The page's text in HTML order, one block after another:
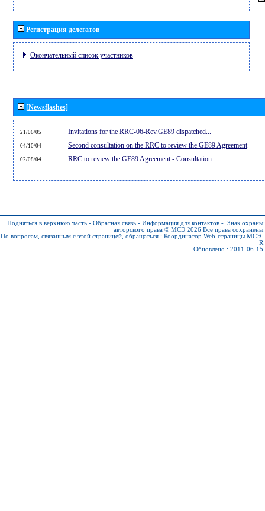
Регистрация делегатов
Окончательный список участников
[Newsflashes]
21/06/05 Invitations for the RRC-06-Rev.GE89 dispatched...
04/10/04 Second consultation on the RRC to review the GE89 Agreement
02/08/04 RRC to review the GE89 Agreement - Consultation
Подняться в верхнюю часть - Обратная связь - Информация для контактов - Знак охраны
авторского права © МСЭ 2026 Все права сохранены
По вопросам, связанным с этой страницей, обращаться : Координатор Web-страницы МСЭ-
R
Обновлено : 2011-06-15